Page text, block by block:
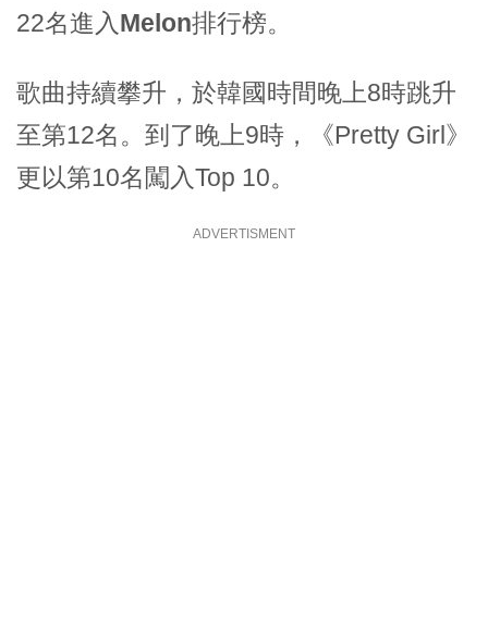
22名進入 Melon排行榜。
歌曲持續攀升，於韓國時間晚上8時跳升
至第12名。到了晚上9時，《Pretty Girl》
更以第10名闖入Top 10。
ADVERTISMENT